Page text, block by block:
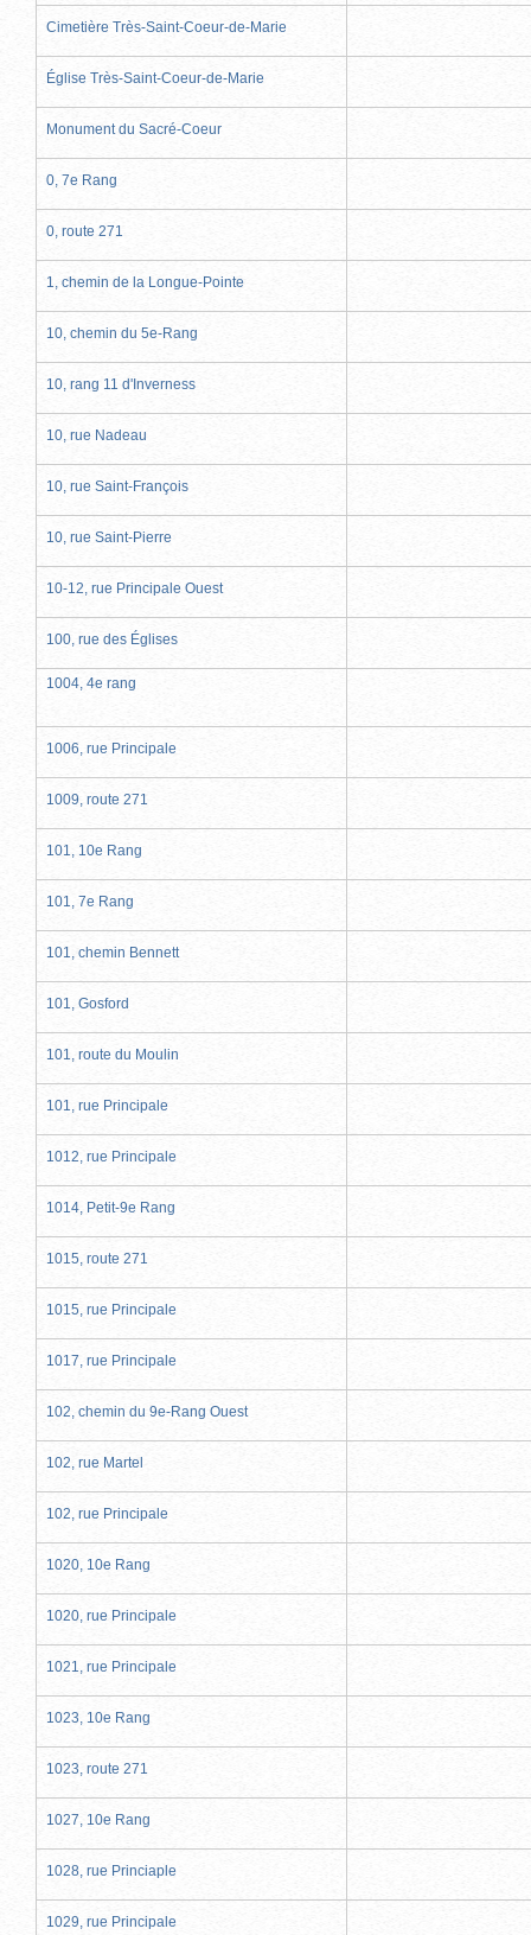
Cimetière Très-Saint-Coeur-de-Marie
Église Très-Saint-Coeur-de-Marie
Monument du Sacré-Coeur
0, 7e Rang
0, route 271
1, chemin de la Longue-Pointe
10, chemin du 5e-Rang
10, rang 11 d'Inverness
10, rue Nadeau
10, rue Saint-François
10, rue Saint-Pierre
10-12, rue Principale Ouest
100, rue des Églises
1004, 4e rang
1006, rue Principale
1009, route 271
101, 10e Rang
101, 7e Rang
101, chemin Bennett
101, Gosford
101, route du Moulin
101, rue Principale
1012, rue Principale
1014, Petit-9e Rang
1015, route 271
1015, rue Principale
1017, rue Principale
102, chemin du 9e-Rang Ouest
102, rue Martel
102, rue Principale
1020, 10e Rang
1020, rue Principale
1021, rue Principale
1023, 10e Rang
1023, route 271
1027, 10e Rang
1028, rue Princiaple
1029, rue Principale